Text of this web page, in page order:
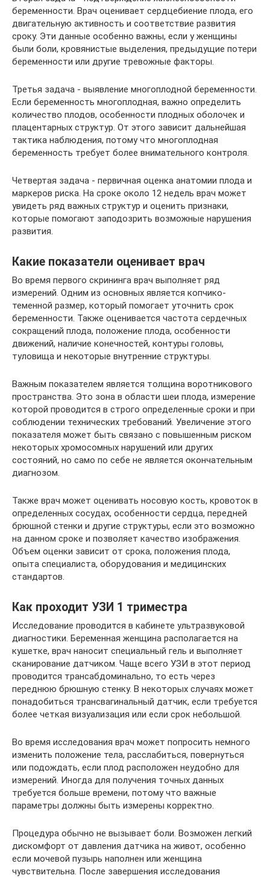
беременности. Врач оценивает сердцебиение плода, его
двигательную активность и соответствие развития
сроку. Эти данные особенно важны, если у женщины
были боли, кровянистые выделения, предыдущие потери
беременности или другие тревожные факторы.
Третья задача - выявление многоплодной беременности.
Если беременность многоплодная, важно определить
количество плодов, особенности плодных оболочек и
плацентарных структур. От этого зависит дальнейшая
тактика наблюдения, потому что многоплодная
беременность требует более внимательного контроля.
Четвертая задача - первичная оценка анатомии плода и
маркеров риска. На сроке около 12 недель врач может
увидеть ряд важных структур и оценить признаки,
которые помогают заподозрить возможные нарушения
развития.
Какие показатели оценивает врач
Во время первого скрининга врач выполняет ряд
измерений. Одним из основных является копчико-
теменной размер, который помогает уточнить срок
беременности. Также оценивается частота сердечных
сокращений плода, положение плода, особенности
движений, наличие конечностей, контуры головы,
туловища и некоторые внутренние структуры.
Важным показателем является толщина воротникового
пространства. Это зона в области шеи плода, измерение
которой проводится в строго определенные сроки и при
соблюдении технических требований. Увеличение этого
показателя может быть связано с повышенным риском
некоторых хромосомных нарушений или других
состояний, но само по себе не является окончательным
диагнозом.
Также врач может оценивать носовую кость, кровоток в
определенных сосудах, особенности сердца, передней
брюшной стенки и другие структуры, если это возможно
на данном сроке и позволяет качество изображения.
Объем оценки зависит от срока, положения плода,
опыта специалиста, оборудования и медицинских
стандартов.
Как проходит УЗИ 1 триместра
Исследование проводится в кабинете ультразвуковой
диагностики. Беременная женщина располагается на
кушетке, врач наносит специальный гель и выполняет
сканирование датчиком. Чаще всего УЗИ в этот период
проводится трансабдоминально, то есть через
переднюю брюшную стенку. В некоторых случаях может
понадобиться трансвагинальный датчик, если требуется
более четкая визуализация или если срок небольшой.
Во время исследования врач может попросить немного
изменить положение тела, расслабиться, повернуться
или подождать, если плод расположен неудобно для
измерений. Иногда для получения точных данных
требуется больше времени, потому что важные
параметры должны быть измерены корректно.
Процедура обычно не вызывает боли. Возможен легкий
дискомфорт от давления датчика на живот, особенно
если мочевой пузырь наполнен или женщина
чувствительна. После завершения исследования